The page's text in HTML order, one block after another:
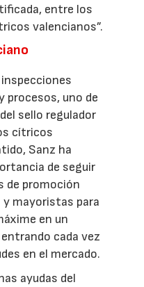
entre los
valencianos”.
procesos, uno de
sello regulador
cítricos
Sanz ha
de seguir
de promoción
mayoristas para
en un
cada vez
en el mercado.
ayudas del